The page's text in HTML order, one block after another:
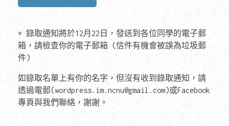
* 錄取通知將於12月22日，發送到各位同學的電子郵
箱，請檢查你的電子郵箱 (信件有機會被誤為垃圾郵
件)
如錄取名單上有你的名字，但沒有收到錄取通知，請
透過電郵(wordpress.im.ncnu@gmail.com)或Facebook
專頁與我們聯絡，謝謝。